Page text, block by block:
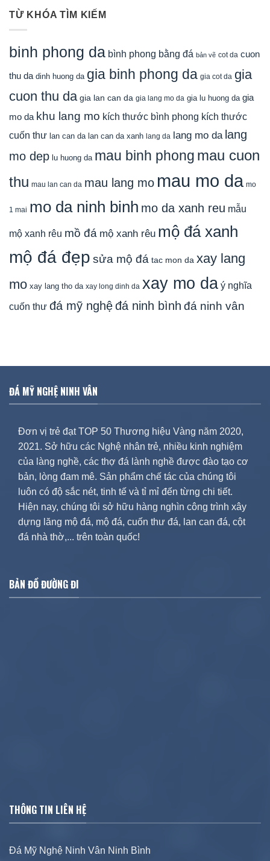
TỪ KHÓA TÌM KIẾM
binh phong da bình phong bằng đá bản vẽ cot da cuon
thu da dinh huong da gia binh phong da gia cot da gia
cuon thu da gia lan can da gia lang mo da gia lu huong da gia
mo da khu lang mo kích thước bình phong kích thước
cuốn thư lan can da lan can da xanh lang da lang mo da lang
mo dep lu huong da mau binh phong mau cuon
thu mau lan can da mau lang mo mau mo da mo
1 mai mo da ninh binh mo da xanh reu mẫu
mộ xanh rêu mồ đá mộ xanh rêu mộ đá xanh
mộ đá đẹp sửa mộ đá tac mon da xay lang
mo xay lang tho da xay long dinh da xay mo da ý nghĩa
cuốn thư đá mỹ nghệđá ninh bình đá ninh vân
ĐÁ MỸ NGHỆ NINH VÂN
Đơn vị trẻ đạt TOP 50 Thương hiệu Vàng năm 2020,
2021. Sở hữu các Nghệ nhân trẻ, nhiều kinh nghiệm
của làng nghề, các thợ đá lành nghề được đào tạo cơ
bản, lòng đam mê. Sản phẩm chế tác của chúng tôi
luôn có độ sắc nét, tinh tế và tỉ mỉ đến từng chi tiết.
Hiện nay, chúng tôi sở hữu hàng nghìn công trình xây
dựng lăng mộ đá, mộ đá, cuốn thư đá, lan can đá, cột
đá nhà thờ,... trên toàn quốc!
BẢN ĐỒ ĐƯỜNG ĐI
THÔNG TIN LIÊN HỆ
Đá Mỹ Nghệ Ninh Vân Ninh Bình